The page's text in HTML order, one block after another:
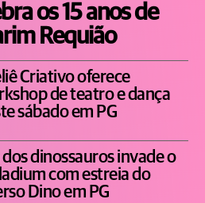
os 15 anos de
Requião
Criativo oferece
de teatro e dança
sábado em PG
dos dinossauros invade o
com estreia do
Dino em PG